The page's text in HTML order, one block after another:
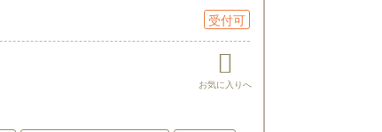
受付可